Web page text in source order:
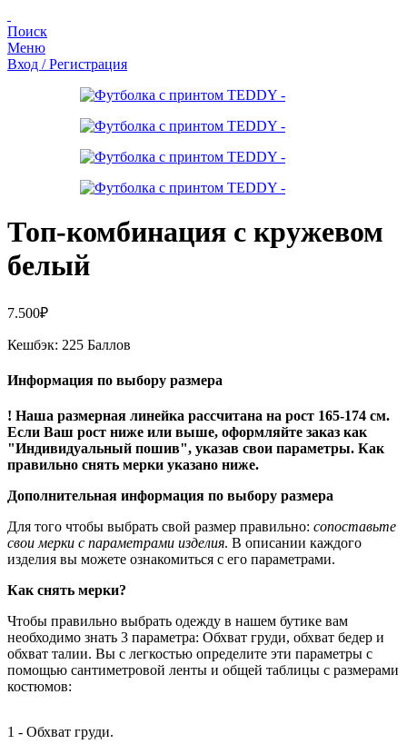
Поиск
Меню
Вход / Регистрация
Топ-комбинация с кружевом
белый
7.500₽
Кешбэк: 225 Баллов
Информация по выбору размера
! Наша размерная линейка рассчитана на рост 165-174 см.
Если Ваш рост ниже или выше, оформляйте заказ как
"Индивидуальный пошив", указав свои параметры. Как
правильно снять мерки указано ниже.
Дополнительная информация по выбору размера
Для того чтобы выбрать свой размер правильно: сопоставьте
свои мерки с параметрами изделия. В описании каждого
изделия вы можете ознакомиться с его параметрами.
Как снять мерки?
Чтобы правильно выбрать одежду в нашем бутике вам
необходимо знать 3 параметра: Обхват груди, обхват бедер и
обхват талии. Вы с легкостью определите эти параметры с
помощью сантиметровой ленты и общей таблицы с размерами
костюмов:
1 - Обхват груди.